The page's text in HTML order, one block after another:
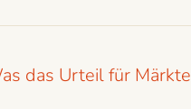
das Urteil für